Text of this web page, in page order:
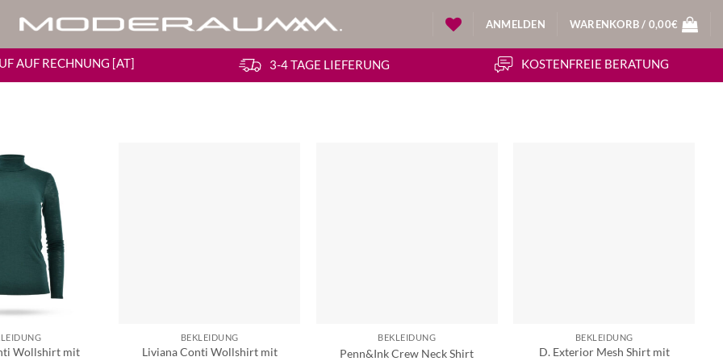
ANMELDEN WARENKORB / 0,00€
AUF RECHNUNG [AT] 3-4 TAGE LIEFERUNG KOSTENFREIE BERATUNG
Wollshirt mit
BEKLEIDUNG
Liviana Conti Wollshirt mit
BEKLEIDUNG
Penn&Ink Crew Neck Shirt
BEKLEIDUNG
D. Exterior Mesh Shirt mit